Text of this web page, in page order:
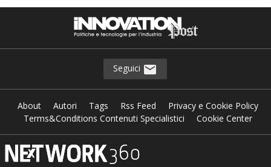
Seguici
About Autori Tags Rss Feed
Privacy e Cookie Policy
Terms&Conditions Contenuti Specialistici
Cookie Center